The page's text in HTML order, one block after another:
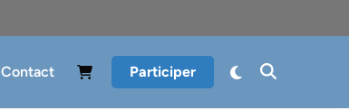
Contact Participer